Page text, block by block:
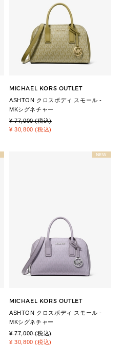
MICHAEL KORS OUTLET
ASHTON クロスボディ スモール -
MKシグネチャー
¥ 77,000 (税込)
¥ 30,800 (税込)
NEW
MICHAEL KORS OUTLET
ASHTON クロスボディ スモール -
MKシグネチャー
¥ 77,000 (税込)
¥ 30,800 (税込)